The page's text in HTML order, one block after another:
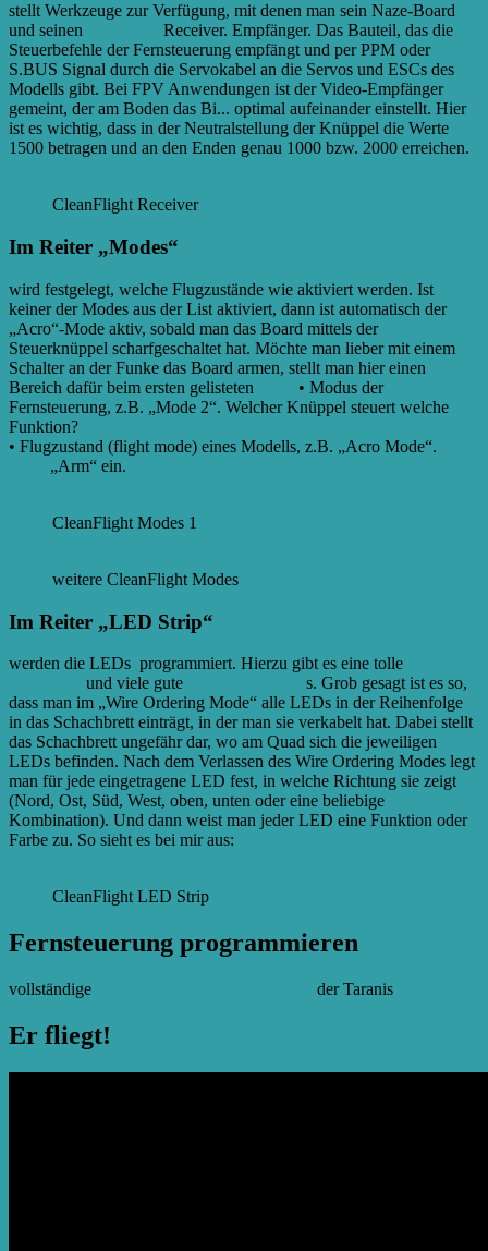
stellt Werkzeuge zur Verfügung, mit denen man sein Naze-Board
und seinen
Receiver. Empfänger. Das Bauteil, das die
Steuerbefehle der Fernsteuerung empfängt und per PPM oder
S.BUS Signal durch die Servokabel an die Servos und ESCs des
Modells gibt. Bei FPV Anwendungen ist der Video-Empfänger
gemeint, der am Boden das Bi... optimal aufeinander einstellt. Hier
ist es wichtig, dass in der Neutralstellung der Knüppel die Werte
1500 betragen und an den Enden genau 1000 bzw. 2000 erreichen.
CleanFlight Receiver
Im Reiter „Modes“
wird festgelegt, welche Flugzustände wie aktiviert werden. Ist
keiner der Modes aus der List aktiviert, dann ist automatisch der
„Acro“-Mode aktiv, sobald man das Board mittels der
Steuerknüppel scharfgeschaltet hat. Möchte man lieber mit einem
Schalter an der Funke das Board armen, stellt man hier einen
Bereich dafür beim ersten gelisteten
• Modus der
Fernsteuerung, z.B. „Mode 2“. Welcher Knüppel steuert welche
Funktion?
• Flugzustand (flight mode) eines Modells, z.B. „Acro Mode“.
„Arm“ ein.
CleanFlight Modes 1
weitere CleanFlight Modes
Im Reiter „LED Strip“
werden die LEDs programmiert. Hierzu gibt es eine tolle
und viele gute
s. Grob gesagt ist es so,
dass man im „Wire Ordering Mode“ alle LEDs in der Reihenfolge
in das Schachbrett einträgt, in der man sie verkabelt hat. Dabei stellt
das Schachbrett ungefähr dar, wo am Quad sich die jeweiligen
LEDs befinden. Nach dem Verlassen des Wire Ordering Modes legt
man für jede eingetragene LED fest, in welche Richtung sie zeigt
(Nord, Ost, Süd, West, oben, unten oder eine beliebige
Kombination). Und dann weist man jeder LED eine Funktion oder
Farbe zu. So sieht es bei mir aus:
CleanFlight LED Strip
Fernsteuerung programmieren
vollständige der Taranis
Er fliegt!